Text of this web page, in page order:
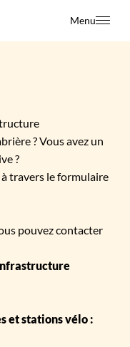
Menu
? Vous avez un
?
travers le formulaire
pouvez contacter
et stations vélo :